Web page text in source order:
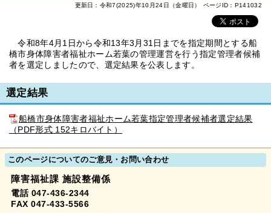
更新日：令和7(2025)年10月24日（金曜日） ページID：P141032
令和8年4月1日から令和13年3月31日までを指定期間とする船
橋市身体障害者福祉ホーム若葉の管理運営を行う指定管理者候補
者を選定しましたので、選定結果を公表します。
選定結果
船橋市身体障害者福祉ホーム若葉指定管理者候補者選定結果
（PDF形式 152キロバイト）
このページについてのご意見・お問い合わせ
障害福祉課 施設整備係
電話 047-436-2344
FAX 047-433-5566